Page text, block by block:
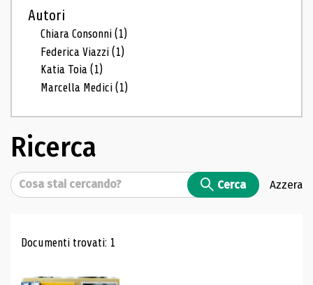
Autori
Chiara Consonni(1)
Federica Viazzi(1)
Katia Toia(1)
Marcella Medici(1)
Ricerca
Cerca Cerca Azzera
Risultati di ricerca
Documenti trovati: 1